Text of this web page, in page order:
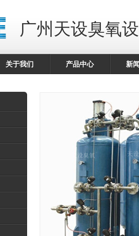
广州天设臭氧
关于我们 产品中心 新